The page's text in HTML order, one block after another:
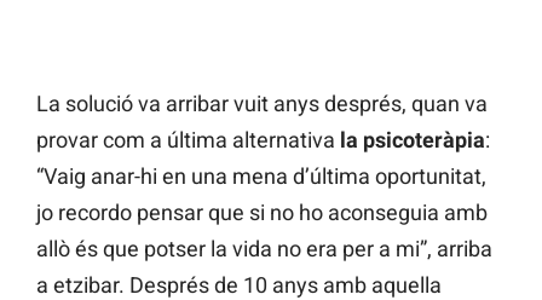
La solució va arribar vuit anys després, quan va
provar com a última alternativa la psicoteràpia:
“Vaig anar-hi en una mena d’última oportunitat,
jo recordo pensar que si no ho aconseguia amb
allò és que potser la vida no era per a mi”, arriba
a etzibar. Després de 10 anys amb aquella